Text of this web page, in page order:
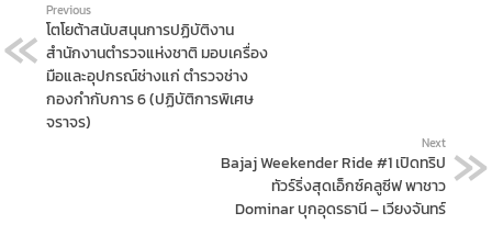
Previous
โตโยต้าสนับสนุนการปฏิบัติงาน
สำนักงานตำรวจแห่งชาติ มอบเครื่อง
มือและอุปกรณ์ช่างแก่ ตำรวจช่าง
กองกำกับการ 6 (ปฏิบัติการพิเศษ
จราจร)
Next
Bajaj Weekender Ride #1 เปิดทริป
ทัวร์ริ่งสุดเอ็กซ์คลูซีฟ พาชาว
Dominar บุกอุดรธานี – เวียงจันทร์